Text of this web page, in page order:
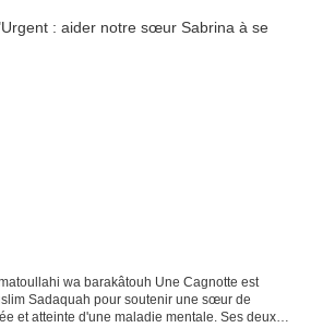
wa barakâtouh Une Cagnotte est
Sadaquah pour soutenir une sœur de
et atteinte d'une maladie mentale. Ses deux